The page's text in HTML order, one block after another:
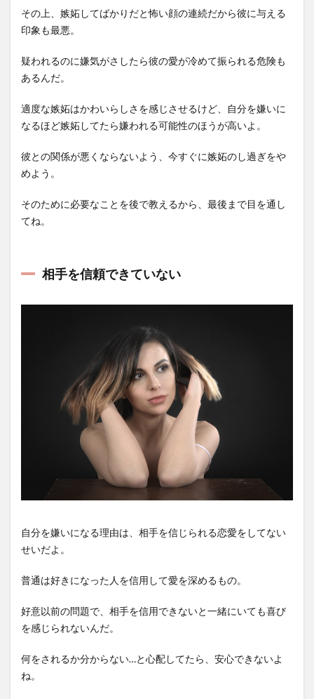
その上、嫉妬してばかりだと怖い顔の連続だから彼に与える
印象も最悪。
疑われるのに嫌気がさしたら彼の愛が冷めて振られる危険も
あるんだ。
適度な嫉妬はかわいらしさを感じさせるけど、自分を嫌いに
なるほど嫉妬してたら嫌われる可能性のほうが高いよ。
彼との関係が悪くならないよう、今すぐに嫉妬のし過ぎをや
めよう。
そのために必要なことを後で教えるから、最後まで目を通し
てね。
相手を信頼できていない
自分を嫌いになる理由は、相手を信じられる恋愛をしてない
せいだよ。
普通は好きになった人を信用して愛を深めるもの。
好意以前の問題で、相手を信用できないと一緒にいても喜び
を感じられないんだ。
何をされるか分からない…と心配してたら、安心できないよ
ね。